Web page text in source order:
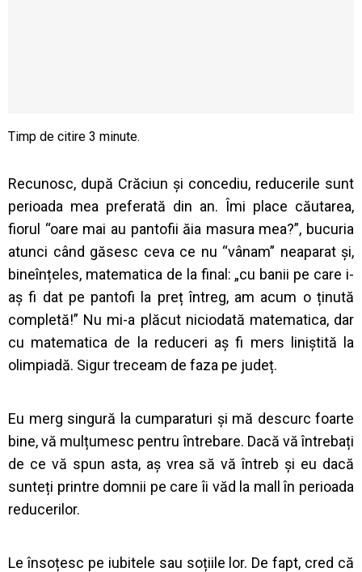
Recunosc, după Crăciun și concediu, reducerile sunt
perioada mea preferată din an. Îmi place căutarea,
fiorul “oare mai au pantofii ăia masura mea?”, bucuria
atunci când găsesc ceva ce nu “vânam” neaparat și,
bineînțeles, matematica de la final: „cu banii pe care i-
aș fi dat pe pantofi la preț întreg, am acum o ținută
completă!” Nu mi-a plăcut niciodată matematica, dar
cu matematica de la reduceri aș fi mers liniștită la
olimpiadă. Sigur treceam de faza pe județ.
Eu merg singură la cumparaturi și mă descurc foarte
bine, vă mulțumesc pentru întrebare. Dacă vă întrebați
de ce vă spun asta, aș vrea să vă întreb și eu dacă
sunteți printre domnii pe care îi văd la mall în perioada
reducerilor.
Le însoțesc pe iubitele sau soțiile lor. De fapt, cred că